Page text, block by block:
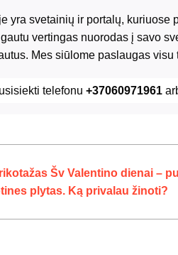
yra svetainių ir portalų, kuriuose
vertingas nuorodas į savo
Mes siūlome paslaugas
telefonu +37060971961
Šv Valentino dienai –
plytas. Ką privalau žinoti?